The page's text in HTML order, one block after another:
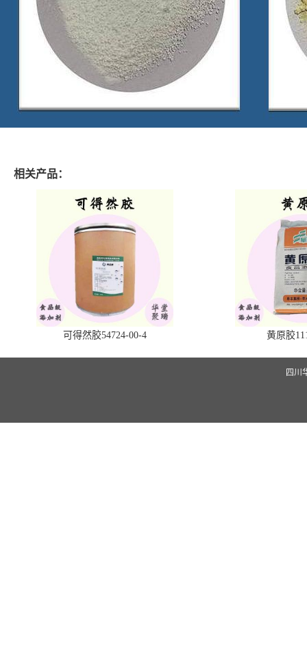
相关产品：
可得然胶54724-00-4 黄原胶
四川